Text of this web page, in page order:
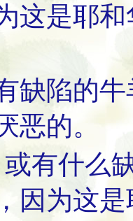
这是耶
缺陷的
恶的。
有什么
因为这